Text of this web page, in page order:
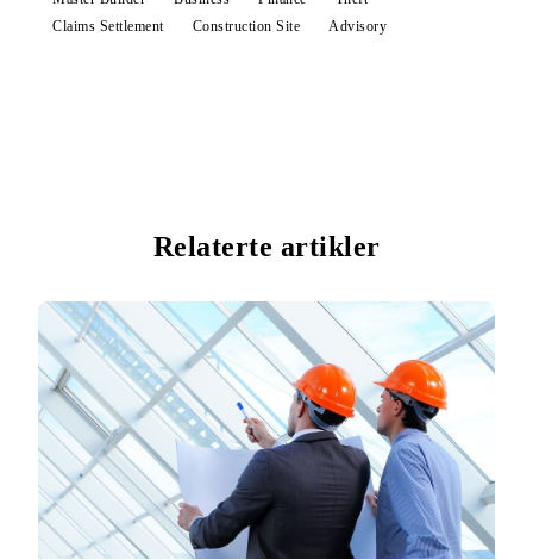
Claims Settlement
Construction Site Advisory
Relaterte artikler